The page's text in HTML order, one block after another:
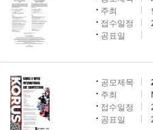
주최
접수일정
공표일
공모제목
주최
접수일정
공표일